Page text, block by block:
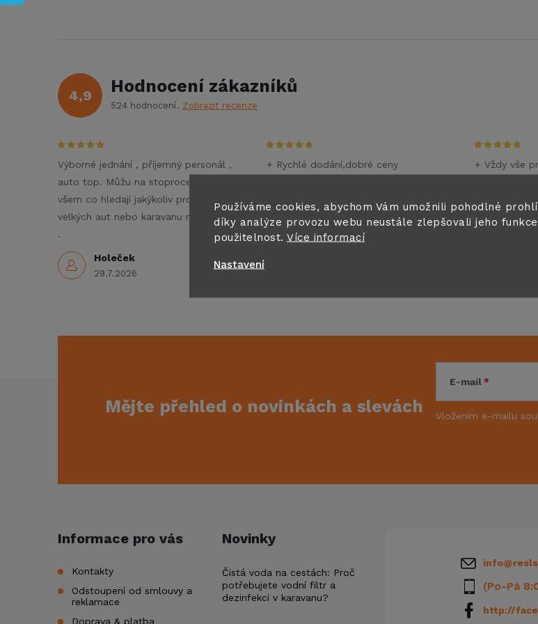
Používáme cookies, abychom Vám umožnili pohodlné
díky analýze provozu webu neustále zlepšovali jeho
použitelnost. Více informací
Nastavení
4,9 Hodnocení zákazníků
524 hodnocení Zobrazit recenze
Holeček
29.7.2026
Výborné jednání , příjemný personál ,
auto top. Můžu na stoprocent doporučit
všem co hledají jakýkoliv pronájem
velkých aut nebo karavanu na dovolenou
.
30.6.2026
+ Rychlé dodání,dobré ceny
+ Vždy vše
Mějte přehled o novinkách a slevách
E-mail
Vložením e-mailu
Informace pro vás
Kontakty
Odstoupení od smlouvy a
reklamace
Doprava & platba
Novinky
Čistá voda na cestách: Proč
potřebujete vodní filtr a
dezinfekci v karavanu?
info@
(Po-Pá
http://